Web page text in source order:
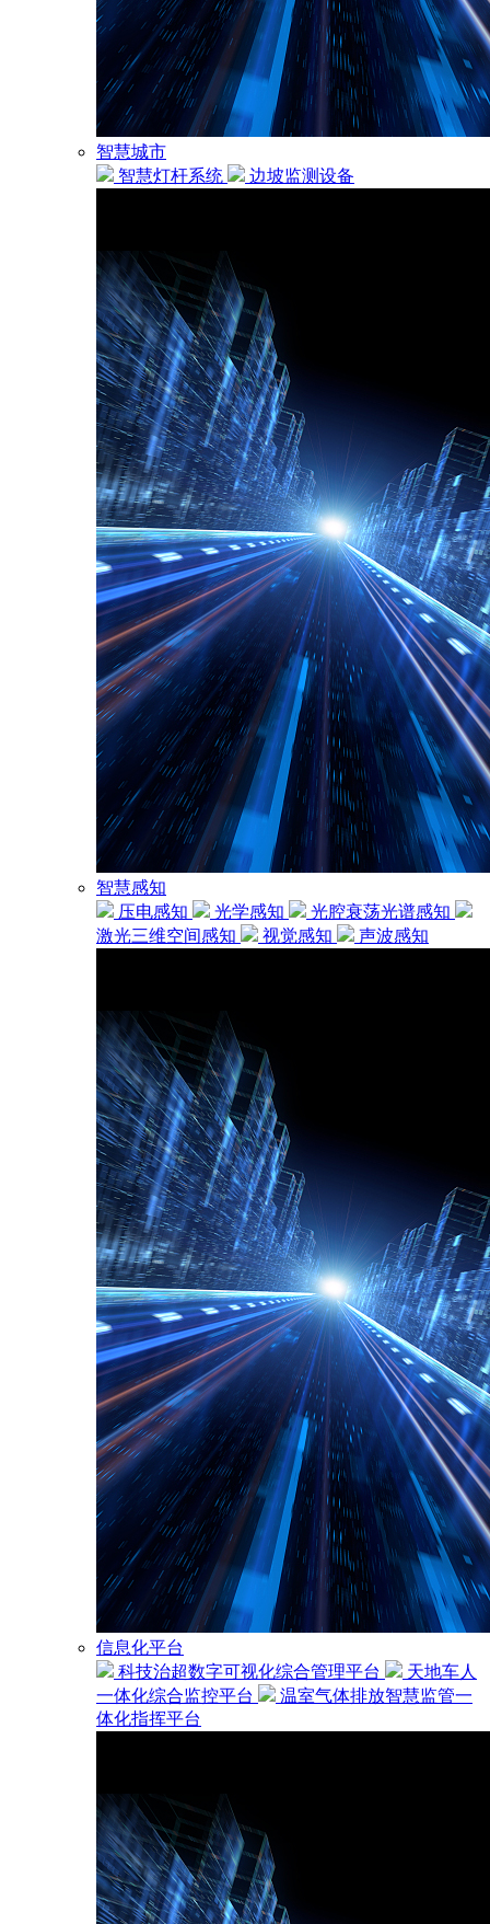
智慧城市
智慧灯杆系统
边坡监测设备
智慧感知
压电感知
光学感知
光腔衰荡光谱感知
激光三维空间感知
视觉感知 声波感知
信息化平台
科技治超数字可视化综合管理平台
天地车人
一体化综合监控平台
温室气体排放智慧监管一
体化指挥平台